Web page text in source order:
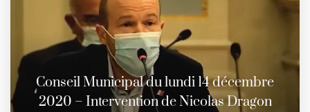
Conseil Municipal du lundi 14 décembre
2020 – Intervention de Nicolas Dragon